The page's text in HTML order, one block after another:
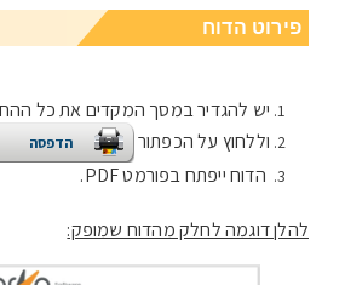
פירוט הדוח
יש להגדיר במסך המקדים את כל
וללחוץ על הכפתור
הדפסה
הדוח ייפתח בפורמט PDF.
להלן דוגמה לחלק מהדוח שמופק: